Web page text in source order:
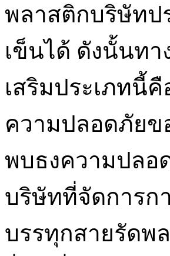
พลาสติกบริษัทป
เข็นได้ ดังนั้นท
เสริมประเภทนี้
ความปลอดภัยข
พบธงความปลอ
บริษัทที่จัดการก
บรรทุกสายรัดพ